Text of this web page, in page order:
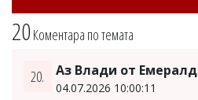
20Коментара по темата
20. Аз Влади от Емералд
04.07.2026 10:00:11